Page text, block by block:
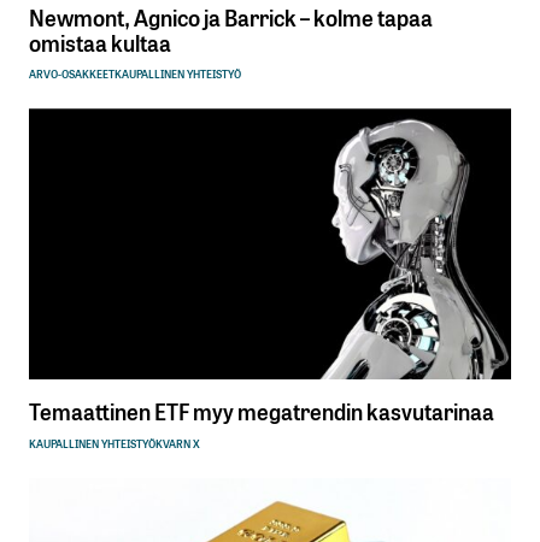
Newmont, Agnico ja Barrick – kolme tapaa
omistaa kultaa
ARVO-OSAKKEETKAUPALLINEN YHTEISTYÖ
Temaattinen ETF myy megatrendin kasvutarinaa
KAUPALLINEN YHTEISTYÖKVARN X